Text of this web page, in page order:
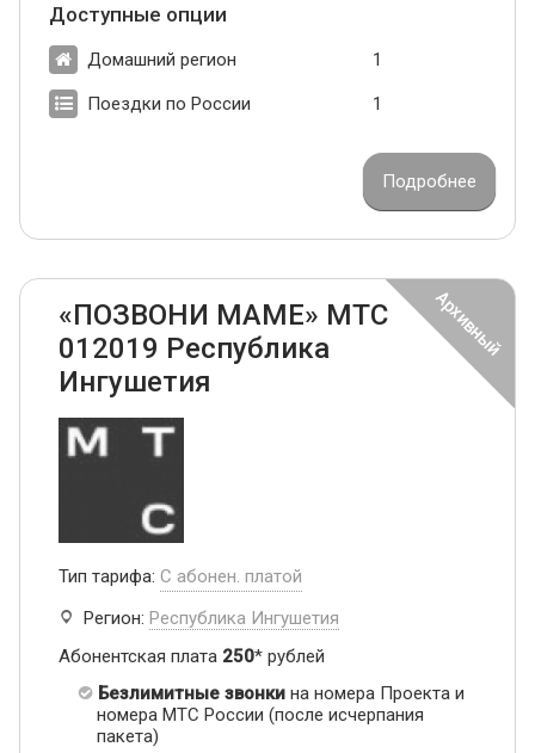
Доступные опции
Домашний регион 1
Поездки по России 1
Подробнее
«ПОЗВОНИ МАМЕ» МТС
012019 Республика
Ингушетия
Тип тарифа: С абонен. платой
Регион: Республика Ингушетия
Абонентская плата 250* рублей
Безлимитные звонки на номера Проекта и
номера МТС России (после исчерпания
пакета)